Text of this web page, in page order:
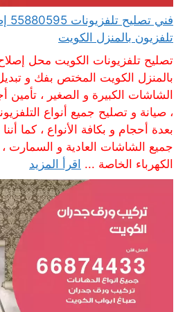
تلفزيون بالمنزل الكويت
تصليح تلفزيونات الكويت محل
بالمنزل الكويت المختص بفك و
الشاشات الكبيرة و الصغير ، تأمين
، صيانة و تصليح جميع أنواع
بعدة أحجام و بكافة الأنواع ، كما
جميع الشاشات العادية و السمارت
الكهرباء الخاصة ... اقرأ المزيد